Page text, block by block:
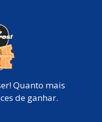
Quanto mais
de ganhar.